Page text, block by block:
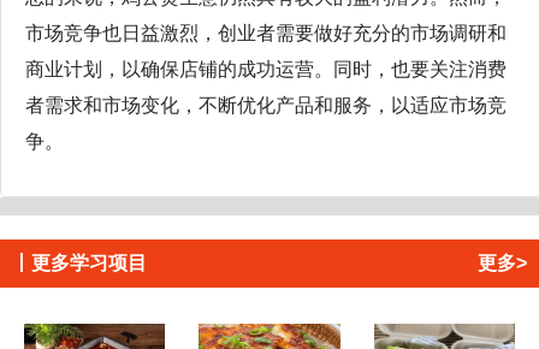
市场竞争也日益激烈，创业者需要做好充分的市场调研和
商业计划，以确保店铺的成功运营。同时，也要关注消费
者需求和市场变化，不断优化产品和服务，以适应市场竞
争。
更多学习项目 更多>